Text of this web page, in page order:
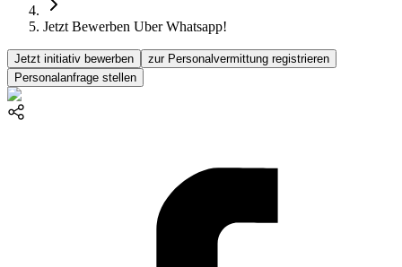
Jetzt Bewerben Uber Whatsapp!
Jetzt initiativ bewerben
zur Personalvermittung registrieren
Personalanfrage stellen